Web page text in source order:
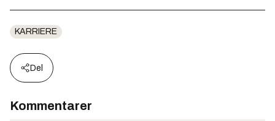
KARRIERE
Del
Kommentarer